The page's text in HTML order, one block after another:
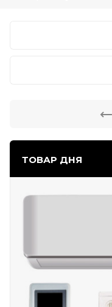
ТОВАР ДНЯ